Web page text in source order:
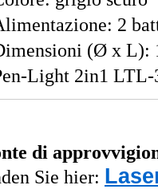
2
(Ø x L):
Light 2in1
di
Sie hier: